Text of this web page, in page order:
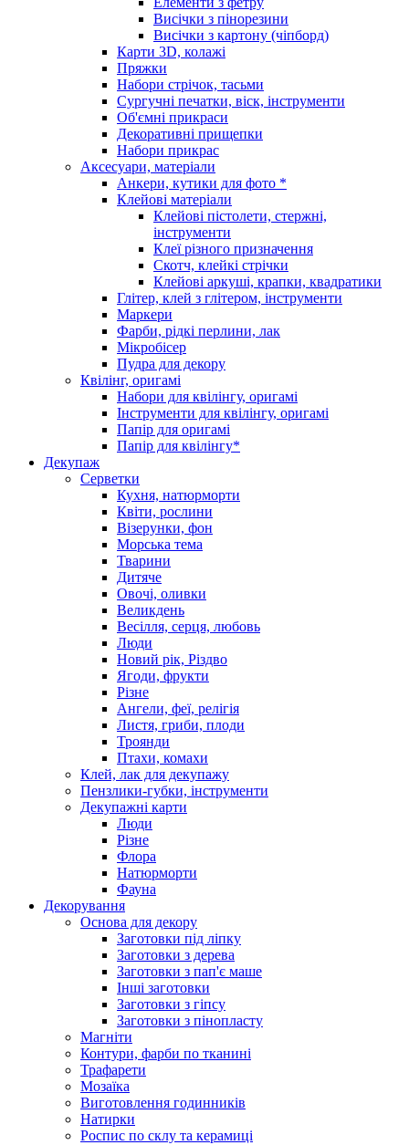
Висічки з пінорезини
Висічки з картону (чіпборд)
Карти 3D, колажі
Пряжки
Набори стрічок, тасьми
Сургучні печатки, віск, інструменти
Об'ємні прикраси
Декоративні прищепки
Набори прикрас
Аксесуари, матеріали
Анкери, кутики для фото *
Клейові матеріали
Клейові пістолети, стержні,
інструменти
Клеї різного призначення
Скотч, клейкі стрічки
Клейові аркуші, крапки, квадратики
Глітер, клей з глітером, інструменти
Маркери
Фарби, рідкі перлини, лак
Мікробісер
Пудра для декору
Квілінг, оригамі
Набори для квілінгу, оригамі
Інструменти для квілінгу, оригамі
Папір для оригамі
Папір для квілінгу*
Декупаж
Серветки
Кухня, натюрморти
Квіти, рослини
Візерунки, фон
Морська тема
Тварини
Дитяче
Овочі, оливки
Великдень
Весілля, серця, любовь
Люди
Новий рік, Різдво
Ягоди, фрукти
Різне
Ангели, феї, релігія
Листя, гриби, плоди
Троянди
Птахи, комахи
Клей, лак для декупажу
Пензлики-губки, інструменти
Декупажні карти
Люди
Різне
Флора
Натюрморти
Фауна
Декорування
Основа для декору
Заготовки під ліпку
Заготовки з дерева
Заготовки з пап'є маше
Інші заготовки
Заготовки з гіпсу
Заготовки з пінопласту
Магніти
Контури, фарби по тканині
Трафарети
Мозаїка
Виготовлення годинників
Натирки
Роспис по склу та керамиці